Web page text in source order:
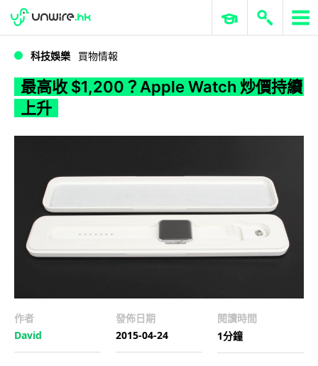
最高收 $1,200？Apple Watch 炒價持續上升
WWDC 2026 ERP 與商業 AI
科技娛樂 買物情報
最高收 $1,200？Apple Watch 炒價持續
上升
作者
David
發佈日期
2015-04-24
閱讀時間
1分鐘